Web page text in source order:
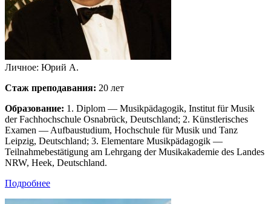
Личное: Юрий А.
Стаж преподавания: 20 лет
Образование: 1. Diplom — Musikpädagogik, Institut für Musik
der Fachhochschule Osnabrück, Deutschland; 2. Künstlerisches
Examen — Aufbaustudium, Hochschule für Musik und Tanz
Leipzig, Deutschland; 3. Elementare Musikpädagogik —
Teilnahmebestätigung am Lehrgang der Musikakademie des Landes
NRW, Heek, Deutschland.
Подробнее